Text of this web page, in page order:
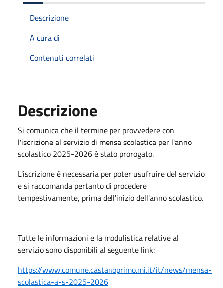
Descrizione
A cura di
Contenuti correlati
Descrizione
Si comunica che il termine per provvedere con
l'iscrizione al servizio di mensa scolastica per l'anno
scolastico 2025-2026 è stato prorogato.
L'iscrizione è necessaria per poter usufruire del servizio
e si raccomanda pertanto di procedere
tempestivamente, prima dell'inizio dell'anno scolastico.
Tutte le informazioni e la modulistica relative al
servizio sono disponibili al seguente link:
https://www.comune.castanoprimo.mi.it/it/news/mensa-
scolastica-a-s-2025-2026